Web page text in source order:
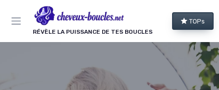
RÉVÈLE LA PUISSANCE DE TES BOUCLES
TOPs
Panneau de gestion des cookies